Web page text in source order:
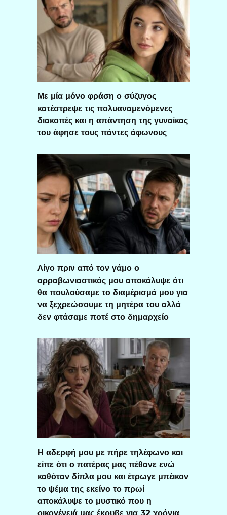
Με μία μόνο φράση ο σύζυγος
κατέστρεψε τις πολυαναμενόμενες
διακοπές και η απάντηση της γυναίκας
του άφησε τους πάντες άφωνους
Λίγο πριν από τον γάμο ο
αρραβωνιαστικός μου αποκάλυψε ότι
θα πουλούσαμε το διαμέρισμά μου για
να ξεχρεώσουμε τη μητέρα του αλλά
δεν φτάσαμε ποτέ στο δημαρχείο
Η αδερφή μου με πήρε τηλέφωνο και
είπε ότι ο πατέρας μας πέθανε ενώ
καθόταν δίπλα μου και έτρωγε μπέικον
το ψέμα της εκείνο το πρωί
αποκάλυψε το μυστικό που η
οικογένειά μας έκρυβε για 32 χρόνια